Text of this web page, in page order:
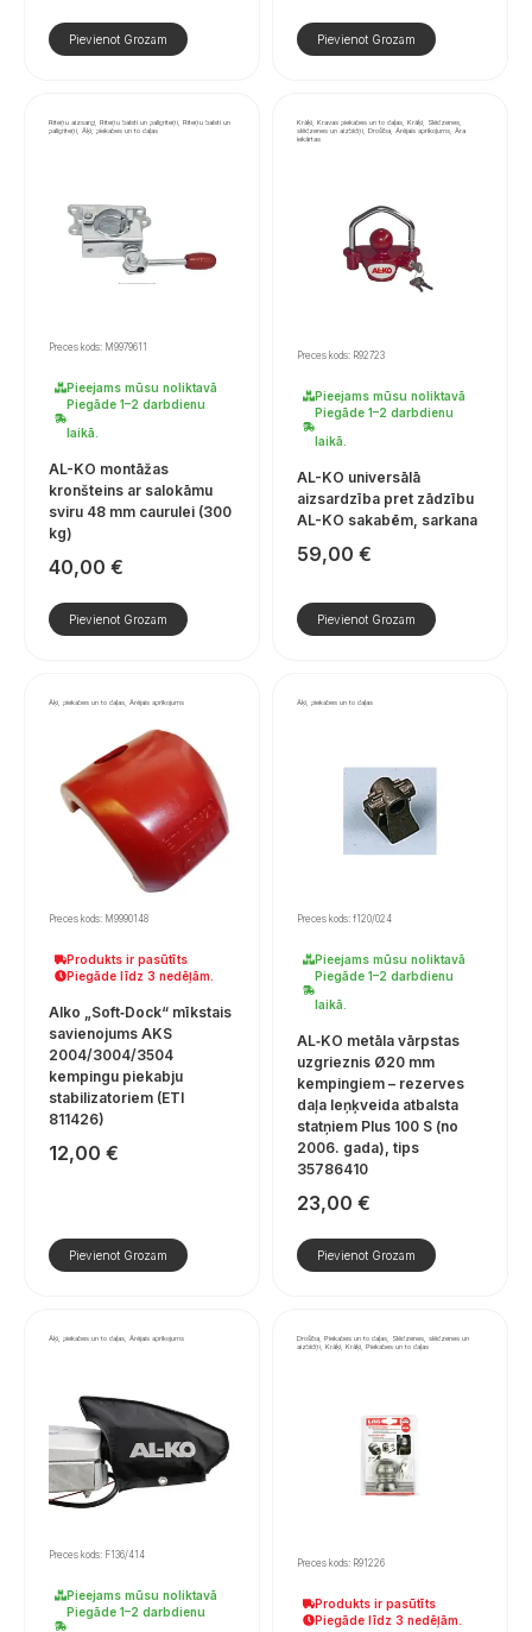
Pievienot Grozam Pievienot Grozam
Riteņu aizsargi, Riteņu balsti un palīgriteņi, Riteņu balsti un
palīgriteņi, Āķi, piekabes un to daļas
Preces kods: M9979611
Pieejams mūsu noliktavā
Piegāde 1–2 darbdienu
laikā.
AL-KO montāžas
kronšteins ar salokāmu
sviru 48 mm caurulei (300
kg)
40,00 €
Pievienot Grozam
Krāķi, Kravas piekabes un to daļas, Krāķi, Slēdzenes,
slēdzenes un aizbīdņi, Drošība, Ārējais aprīkojums, Āra
iekārtas
Preces kods: R92723
Pieejams mūsu noliktavā
Piegāde 1–2 darbdienu
laikā.
AL-KO universālā
aizsardzība pret zādzību
AL-KO sakabēm, sarkana
59,00 €
Pievienot Grozam
Āķi, piekabes un to daļas, Ārējais aprīkojums
Preces kods: M9990148
Produkts ir pasūtīts
Piegāde līdz 3 nedēļām.
Alko „Soft‑Dock“ mīkstais
savienojums AKS
2004/3004/3504
kempingu piekabju
stabilizatoriem (ETI
811426)
12,00 €
Pievienot Grozam
Āķi, piekabes un to daļas
Preces kods: f120/024
Pieejams mūsu noliktavā
Piegāde 1–2 darbdienu
laikā.
AL‑KO metāla vārpstas
uzgrieznis Ø20 mm
kempingiem – rezerves
daļa leņķveida atbalsta
statņiem Plus 100 S (no
2006. gada), tips
35786410
23,00 €
Pievienot Grozam
Āķi, piekabes un to daļas, Ārējais aprīkojums
Preces kods: F136/414
Pieejams mūsu noliktavā
Piegāde 1–2 darbdienu
Drošība, Piekabes un to daļas, Slēdzenes, slēdzenes un
aizbīdņi, Krāķi, Krāķi, Piekabes un to daļas
Preces kods: R91226
Produkts ir pasūtīts
Piegāde līdz 3 nedēļām.